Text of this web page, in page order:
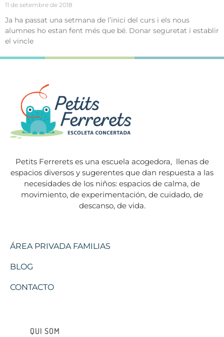
11 de setembre de 2018
Ja ha passat una setmana de l’inici del curs i els nous
alumnes ho estan fent més que bé. Donar seguretat i establir
el vincle
Petits Ferrerets es una escuela acogedora, llenas de
espacios diversos y sugerentes que dan respuesta a las
necesidades de los niños: espacios de calma, de
movimiento, de experimentación, de cuidado, de
descanso, de vida.
ÁREA PRIVADA FAMILIAS
BLOG
CONTACTO
QUI SOM